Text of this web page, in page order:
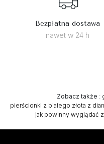
Bezpłatna dostawa
nawet w 24 h
Zobacz także :
pierścionki z białego złota z
jak powinny wyglądać